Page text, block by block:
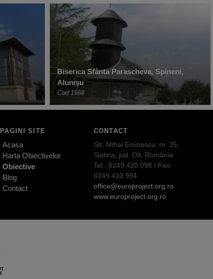
Biserica Sfânta Parascheva, Spineni,
Alunișu
Cod 1568
PAGINI SITE
Acasa
Harta Obiectivelor
Obiective
Blog
Contact
CONTACT
Str. Mihai Eminescu, nr. 35,
Slatina, jud. Olt, România
Tel.: 0249.420.098 / Fax:
0249.410.994
office@europroject.org.ro
www.europroject.org.ro